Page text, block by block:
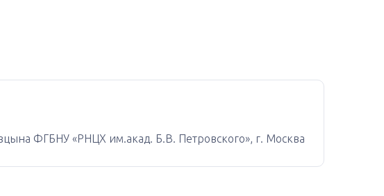
ФГБНУ «РНЦХ им.акад. Б.В. Петровского», г. Москва